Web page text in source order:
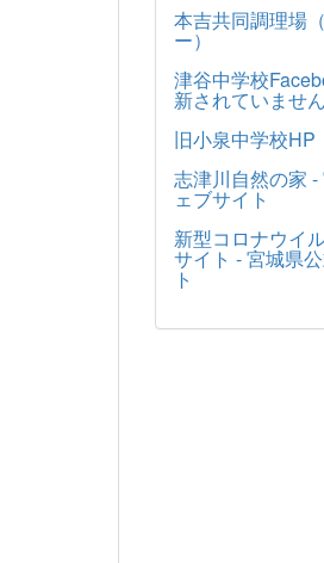
本吉共同調理場
ー）
津谷中学校
新されていません
旧小泉中学校HP
志津川自然の家
ェブサイト
新型コロナウイ
サイト - 宮城県
ト